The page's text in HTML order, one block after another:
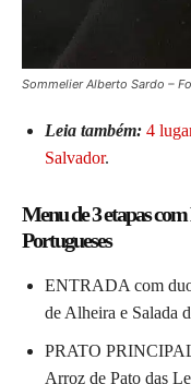
Sommelier Alberto Sardo –
Leia também: 4
Salvador.
Menu de 3 etapas
Portugueses
ENTRADA com
de Alheira e Salada
PRATO
Arroz de Pato das